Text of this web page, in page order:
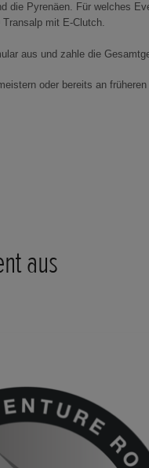
die Pyrenäen. Für welches
mit E-Clutch.
aus und zahle die
oder bereits an
aus